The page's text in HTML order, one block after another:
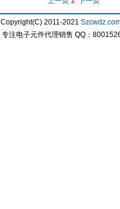
Copyright(C) 2011-2021
专注电子元件代理销售 QQ：